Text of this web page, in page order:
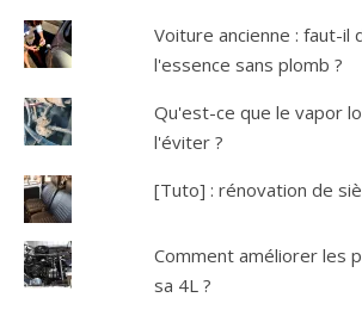
Voiture ancienne : faut-il
l'essence sans plomb ?
Qu'est-ce que le vapor
l'éviter ?
[Tuto] : rénovation de
Comment améliorer les
sa 4L ?